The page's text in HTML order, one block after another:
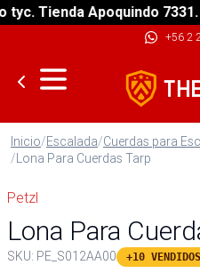
Tienda Apoquindo 7331.
+56 2
Inicio/Escalada/Cuerdas para
/Lona Para Cuerdas Tarp
Petzl
Lona Para
SKU: PE_S012AA00 +10 VENDIDOS